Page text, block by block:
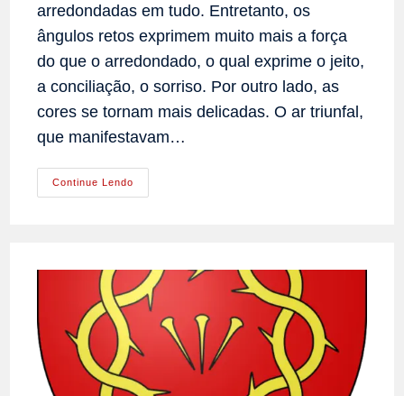
arredondadas em tudo. Entretanto, os
ângulos retos exprimem muito mais a força
do que o arredondado, o qual exprime o jeito,
a conciliação, o sorriso. Por outro lado, as
cores se tornam mais delicadas. O ar triunfal,
que manifestavam…
Continue Lendo
De
Castelo
De
Fontainebleau